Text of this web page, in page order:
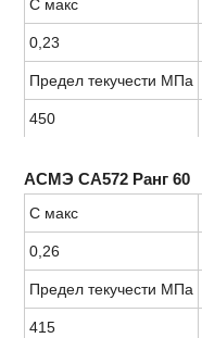
С макс
0,23
Предел текучести МПа
450
АСМЭ СА572 Ранг 60
С макс
0,26
Предел текучести МПа
415